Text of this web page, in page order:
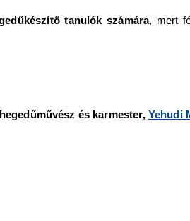
tanulók számára, mert
és karmester, Yehudi